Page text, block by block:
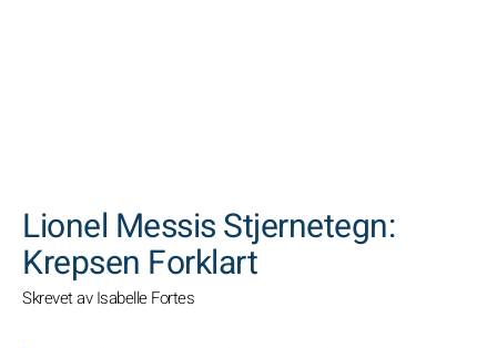
Lionel Messis Stjernetegn:
Krepsen Forklart
Skrevet av Isabelle Fortes